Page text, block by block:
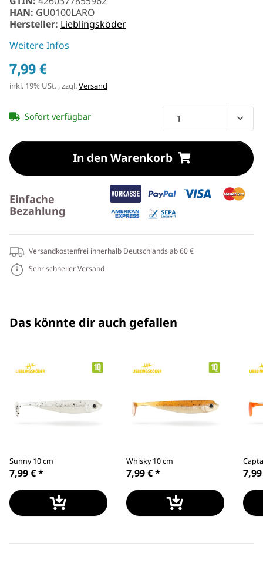
HAN: GU0100LARO
Hersteller: Lieblingsköder
Weitere Infos
7,99 €
inkl. 19% USt. , zzgl.Versand
Sofort verfügbar
In den Warenkorb
Einfache
Bezahlung
Versandkostenfrei innerhalb Deutschlands ab 60 €
Sehr schneller Versand
Das könnte dir auch gefallen
Sunny 10 cm
7,99 €*
Whisky 10 cm
7,99 €*